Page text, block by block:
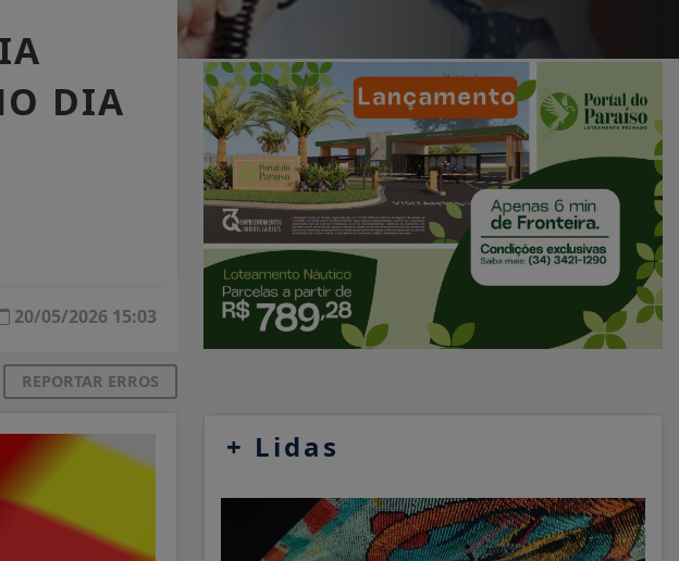
DIA
20/05/2026 15:03
REPORTAR ERROS
+ Lidas